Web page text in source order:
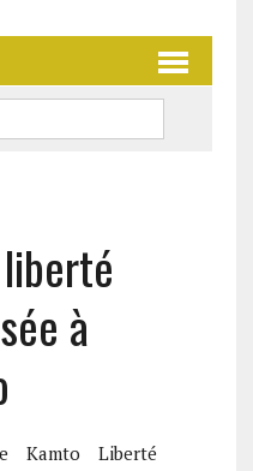
à
Kamto Liberté